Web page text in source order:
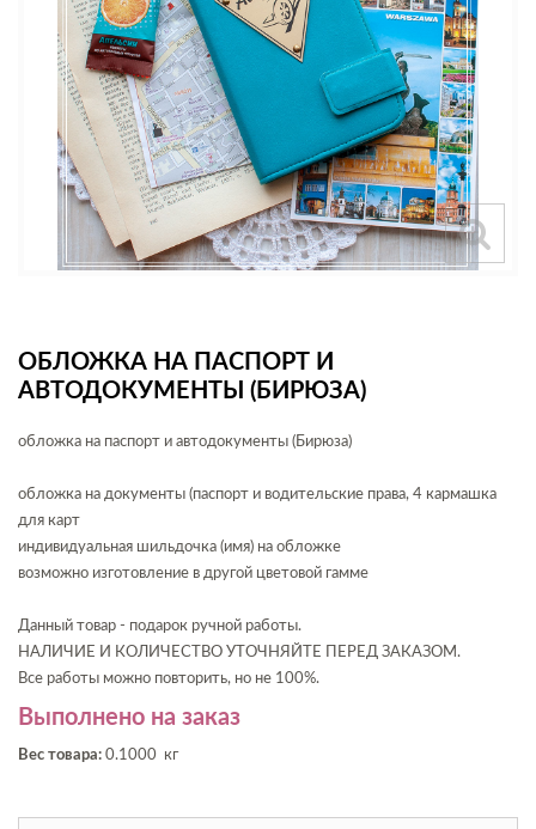
ОБЛОЖКА НА ПАСПОРТ И
АВТОДОКУМЕНТЫ (БИРЮЗА)
обложка на паспорт и автодокументы (Бирюза)
обложка на документы (паспорт и водительские права, 4 кармашка
для карт
индивидуальная шильдочка (имя) на обложке
возможно изготовление в другой цветовой гамме
Данный товар - подарок ручной работы.
НАЛИЧИЕ И КОЛИЧЕСТВО УТОЧНЯЙТЕ ПЕРЕД ЗАКАЗОМ.
Все работы можно повторить, но не 100%.
Выполнено на заказ
Вес товара: 0.1000 кг